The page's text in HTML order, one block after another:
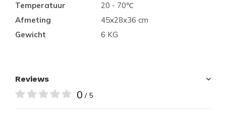
Temperatuur
20 - 70℃
Afmeting
45x28x36 cm
Gewicht
6 KG
Reviews
0 / 5